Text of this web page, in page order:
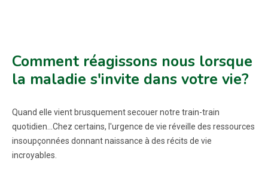
Comment réagissons nous lorsque
la maladie s'invite dans votre vie?
Quand elle vient brusquement secouer notre train-train
quotidien...Chez certains, l'urgence de vie réveille des ressources
insoupçonnées donnant naissance à des récits de vie
incroyables.